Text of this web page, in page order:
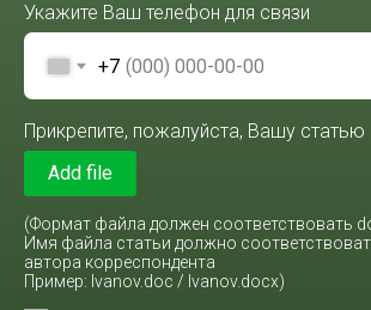
Укажите Ваш телефон для связи
+7
Прикрепите, пожалуйста, Вашу статью
Add file
(Формат файла должен соответствовать
Имя файла статьи должно
автора корреспондента
Пример: Ivanov.doc / Ivanov.docx)